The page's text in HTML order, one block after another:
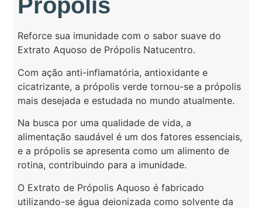
Própolis
Reforce sua imunidade com o sabor suave do
Extrato Aquoso de Própolis Natucentro.
Com ação anti-inflamatória, antioxidante e
cicatrizante, a própolis verde tornou-se a própolis
mais desejada e estudada no mundo atualmente.
Na busca por uma qualidade de vida, a
alimentação saudável é um dos fatores essenciais,
e a própolis se apresenta como um alimento de
rotina, contribuindo para a imunidade.
O Extrato de Própolis Aquoso é fabricado
utilizando-se água deionizada como solvente da